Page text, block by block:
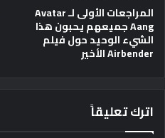
المراجعات الأولى لـ Avatar
Aang جميعهم يحبون هذا
الشيء الوحيد حول فيلم
Airbender الأخير
اترك تعليقاً